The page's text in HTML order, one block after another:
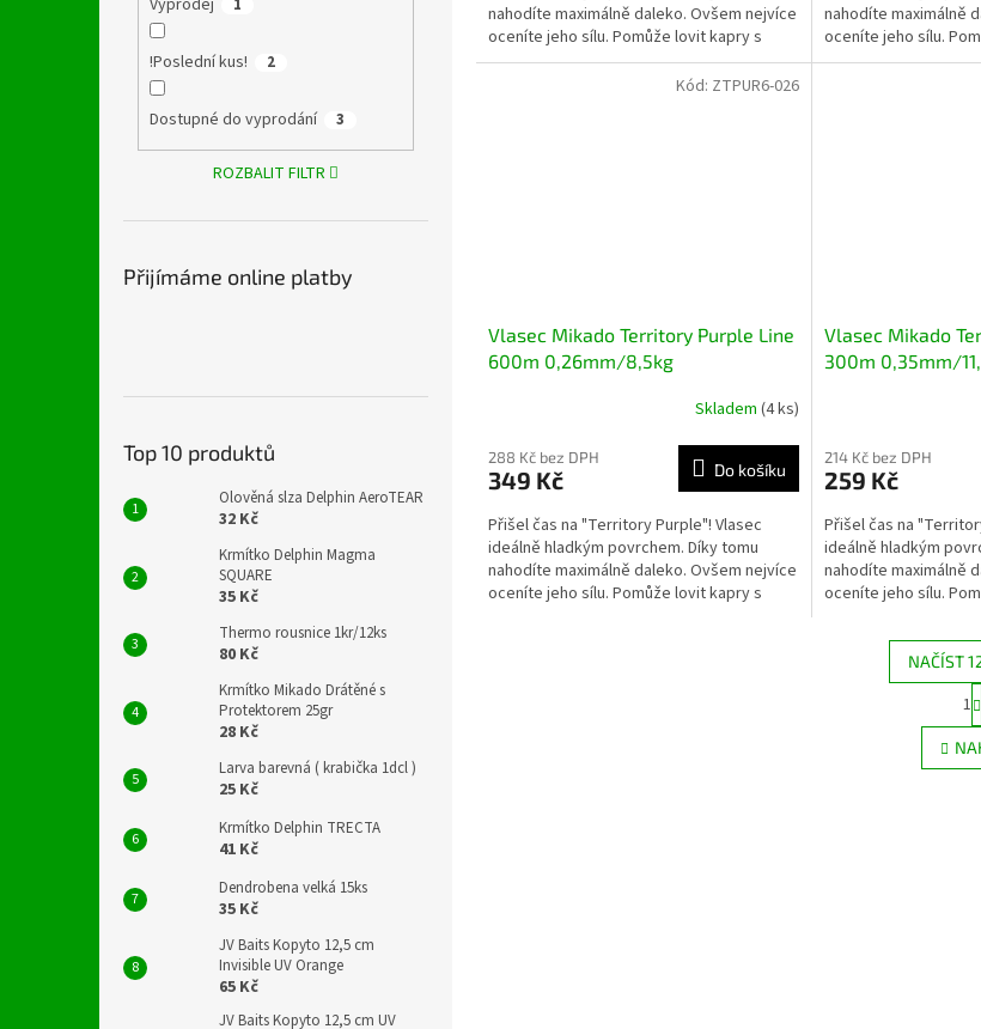
1
!Poslední kus! 2
Dostupné do vyprodání 3
ROZBALIT FILTR
Přijímáme online platby
Top 10 produktů
Olověná slza Delphin AeroTEAR
32 Kč
Krmítko Delphin Magma
SQUARE
35 Kč
Thermo rousnice 1kr/12ks
80 Kč
Krmítko Mikado Drátěné s
Protektorem 25gr
28 Kč
Larva barevná ( krabička 1dcl )
25 Kč
Krmítko Delphin TRECTA
41 Kč
Dendrobena velká 15ks
35 Kč
JV Baits Kopyto 12,5 cm
Invisible UV Orange
65 Kč
JV Baits Kopyto 12,5 cm UV
nahodíte maximálně daleko. Ovšem nejvíce
oceníte jeho sílu. Pomůže lovit kapry s
hmotností vyšší než...
nahodíte maximálně
oceníte jeho sílu.
hmotností vyšší než...
Vlasec Mikado Territory Purple Line
600m 0,26mm/8,5kg
Skladem (4 ks)
288 Kč bez DPH
349 Kč Do košíku
Přišel čas na "Territory Purple"! Vlasec
ideálně hladkým povrchem. Díky tomu
nahodíte maximálně daleko. Ovšem nejvíce
oceníte jeho sílu. Pomůže lovit kapry s
Kód: ZTPUR6-026
Vlasec Mikado
300m 0,35mm/
214 Kč bez DPH
259 Kč
Přišel čas na
ideálně hladkým
nahodíte maximálně
oceníte jeho sílu.
l
NAČÍST
1